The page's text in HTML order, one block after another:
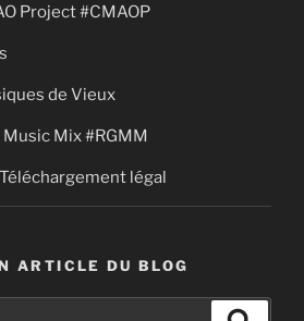
Project #CMAOP
de Vieux
Mix #RGMM
légal
ARTICLE DU BLOG